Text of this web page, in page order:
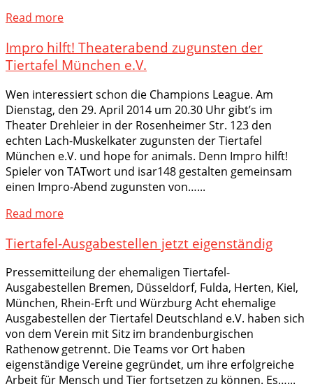
Read more
Impro hilft! Theaterabend zugunsten der
Tiertafel München e.V.
Wen interessiert schon die Champions League. Am
Dienstag, den 29. April 2014 um 20.30 Uhr gibt’s im
Theater Drehleier in der Rosenheimer Str. 123 den
echten Lach-Muskelkater zugunsten der Tiertafel
München e.V. und hope for animals. Denn Impro hilft!
Spieler von TATwort und isar148 gestalten gemeinsam
einen Impro-Abend zugunsten von…...
Read more
Tiertafel-Ausgabestellen jetzt eigenständig
Pressemitteilung der ehemaligen Tiertafel-
Ausgabestellen Bremen, Düsseldorf, Fulda, Herten, Kiel,
München, Rhein-Erft und Würzburg Acht ehemalige
Ausgabestellen der Tiertafel Deutschland e.V. haben sich
von dem Verein mit Sitz im brandenburgischen
Rathenow getrennt. Die Teams vor Ort haben
eigenständige Vereine gegründet, um ihre erfolg­reiche
Arbeit für Mensch und Tier fortsetzen zu können. Es…...